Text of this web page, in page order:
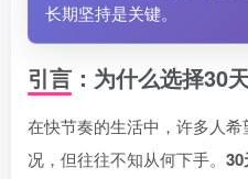
长期坚持是关键。
引言：为什么选择30
在快节奏的生活中，许多人
况，但往往不知从何下手。